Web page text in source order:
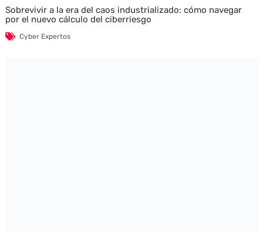
Sobrevivir a la era del caos industrializado: cómo navegar
por el nuevo cálculo del ciberriesgo
Cyber Expertos